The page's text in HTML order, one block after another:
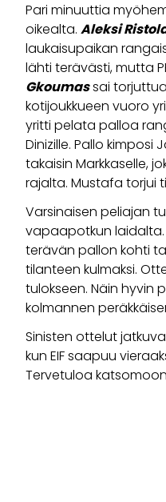
Pari minuuttia
oikealta. Aleksi
laukaisupaikan
lähti terävästi, mutta
Gkoumassai
kotijoukkueen vuoro
yritti pelata palloa
Dinizille. Pallo kimposi
takaisin Markkaselle,
rajalta. Mustafa torjui
Varsinaisen peliajan
vapaapotkun laidalta.
terävän pallon kohti
tilanteen kulmaksi.
tulokseen. Näin hyvin
kolmannen
Sinisten ottelut
kun EIF saapuu
Tervetuloa